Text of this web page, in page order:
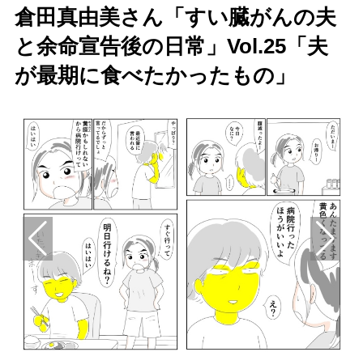
倉田真由美さん「すい臓がんの夫
と余命宣告後の日常」Vol.25「夫
が最期に食べたかったもの」